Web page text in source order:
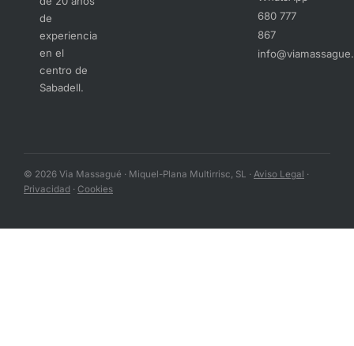
de
experiencia
en el
centro de
Sabadell.
680 777
867
© 2026 Via Massagué · Miquel-Plana Multirrisc, SL · Aviso Legal ·
Privacidad · Cookies